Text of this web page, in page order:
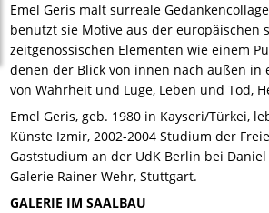
Emel Geris malt surreale
benutzt sie Motive aus der
zeitgenössischen Elementen wie einem
denen der Blick von innen nach außen in
von Wahrheit und Lüge, Leben und Tod,
Emel Geris, geb. 1980 in Kayseri/Türkei,
Künste Izmir, 2002-2004 Studium der
Gaststudium an der UdK Berlin bei
Galerie Rainer Wehr, Stuttgart.
GALERIE IM SAALBAU